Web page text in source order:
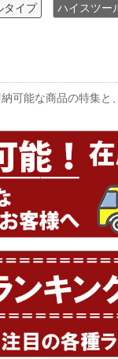
タイプ ハイスツー
可能な商品の特集と